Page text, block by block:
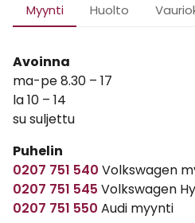
Myynti Huolto
Avoinna
ma-pe 8.30 – 17
la 10 – 14
su suljettu
Puhelin
0207 751 540 Volkswagen
0207 751 545 Volkswagen
0207 751 550 Audi myynti